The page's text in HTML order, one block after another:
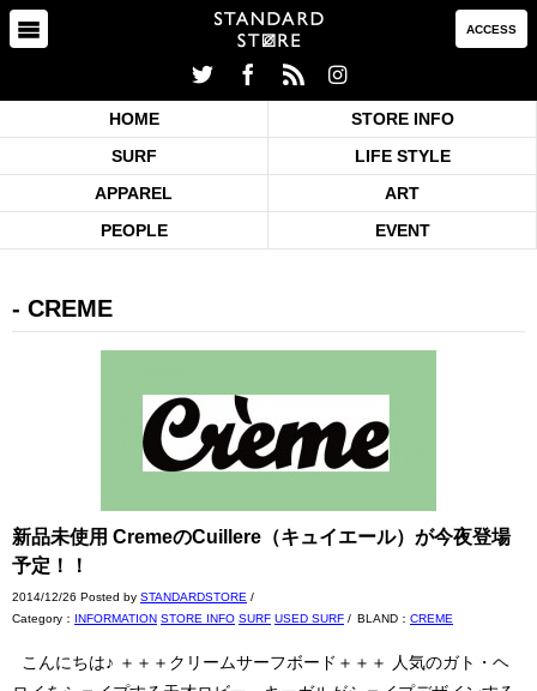
ACCESS
HOME
STORE INFO
SURF
LIFE STYLE
APPAREL
ART
PEOPLE
EVENT
CREME
新品未使用 CremeのCuillere（キュイエール）が今夜登場
予定！！
2014/12/26 Posted by STANDARDSTORE /
Category： INFORMATION STORE INFO SURF USED SURF / BLAND： CREME
こんにちは♪ ＋＋＋クリームサーフボード＋＋＋ 人気のガト・ヘ